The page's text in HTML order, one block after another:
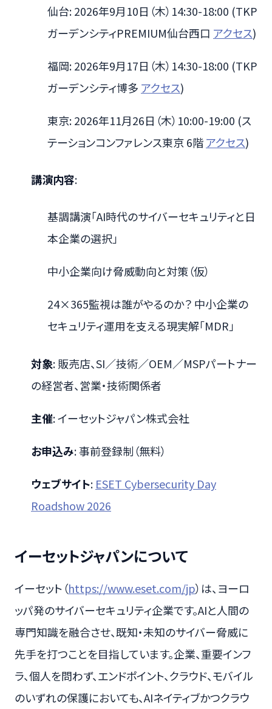
仙台: 2026年9月10日（木）14:30-18:00 (TKP
ガーデンシティPREMIUM仙台西口 アクセス)
福岡: 2026年9月17日（木）14:30-18:00 (TKP
ガーデンシティ博多 アクセス)
東京: 2026年11月26日（木）10:00-19:00 (ス
テーションコンファレンス東京 6階アクセス)
講演内容:
基調講演「AI時代のサイバーセキュリティと日
本企業の選択」
中小企業向け脅威動向と対策（仮）
24×365監視は誰がやるのか？ 中小企業の
セキュリティ運用を支える現実解「MDR」
対象: 販売店、SI／技術／OEM／MSPパートナー
の経営者、営業・技術関係者
主催: イーセットジャパン株式会社
お申込み: 事前登録制（無料）
ウェブサイト: ESET Cybersecurity Day
Roadshow 2026
イーセットジャパンについて
イーセット（https://www.eset.com/jp）は、ヨーロ
ッパ発のサイバーセキュリティ企業です。AIと人間の
専門知識を融合させ、既知・未知のサイバー脅威に
先手を打つことを目指しています。企業、重要インフ
ラ、個人を問わず、エンドポイント、クラウド、モバイル
のいずれの保護においても、AIネイティブかつクラウ